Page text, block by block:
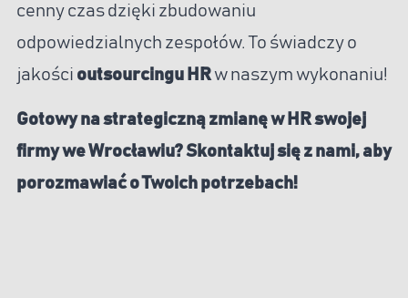
cenny czas dzięki zbudowaniu
odpowiedzialnych zespołów. To świadczy o
jakości outsourcingu HRw naszym wykonaniu!
Gotowy na strategiczną zmianę w HR swojej
firmy we Wrocławiu? Skontaktuj się z nami, aby
porozmawiać o Twoich potrzebach!